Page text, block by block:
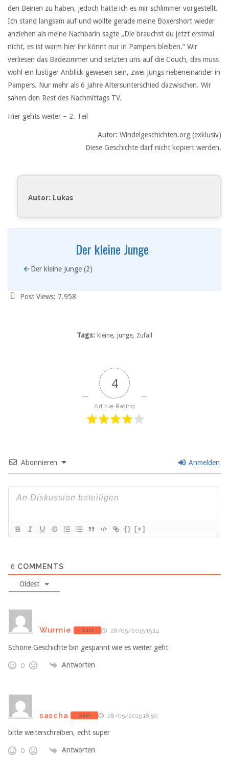
den Beinen zu haben, jedoch hätte ich es mir schlimmer vorgestellt.
Ich stand langsam auf und wollte gerade meine Boxershort wieder
anziehen als meine Nachbarin sagte „Die brauchst du jetzt erstmal
nicht, es ist warm hier ihr könnt nur in Pampers bleiben.“ Wir
verliesen das Badezimmer und setzten uns auf die Couch, das muss
wohl ein lustiger Anblick gewesen sein, zwei Jungs nebeneinander in
Pampers. Nur mehr als 6 Jahre Altersunterschied dazwischen. Wir
sahen den Rest des Nachmittags TV.
Hier gehts weiter – 2. Teil
Autor: Windelgeschichten.org (exklusiv)
Diese Geschichte darf nicht kopiert werden.
Autor: Lukas
Der kleine Junge
Der kleine Junge (2)
Post Views: 7.958
Tags: kleine, junge, Zufall
4
Article Rating
Abonnieren Anmelden
{} [+]
6 COMMENTS
Oldest
Wurmie Gast 28/05/2015 15:14
Schöne Geschichte bin gespannt wie es weiter geht
0 Antworten
sascha Gast 28/05/2015 18:50
bitte weiterschreiben, echt super
0 Antworten